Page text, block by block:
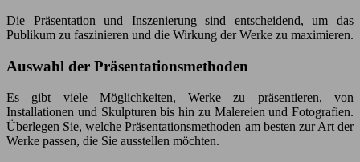
Die Präsentation und Inszenierung sind entscheidend, um das
Publikum zu faszinieren und die Wirkung der Werke zu maximieren.
Auswahl der Präsentationsmethoden
Es gibt viele Möglichkeiten, Werke zu präsentieren, von
Installationen und Skulpturen bis hin zu Malereien und Fotografien.
Überlegen Sie, welche Präsentationsmethoden am besten zur Art der
Werke passen, die Sie ausstellen möchten.